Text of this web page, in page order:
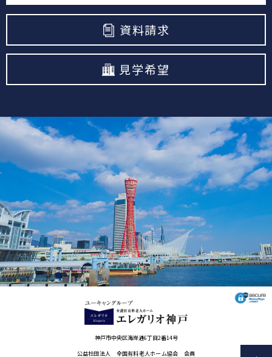
資料請求
見学希望
神戸市中央区海岸通6丁目2番14号
公益社団法人 全国有料老人ホーム協会 会員